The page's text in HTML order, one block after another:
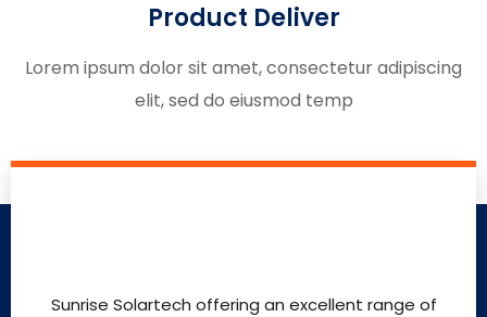
Product Deliver
Lorem ipsum dolor sit amet, consectetur adipiscing
elit, sed do eiusmod temp
Sunrise Solartech offering an excellent range of